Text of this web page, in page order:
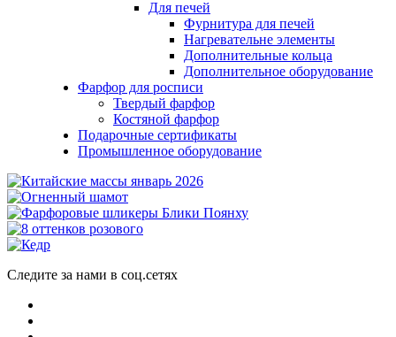
Для печей
Фурнитура для печей
Нагревательне элементы
Дополнительные кольца
Дополнительное оборудование
Фарфор для росписи
Твердый фарфор
Костяной фарфор
Подарочные сертификаты
Промышленное оборудование
Следите за нами в соц.сетях